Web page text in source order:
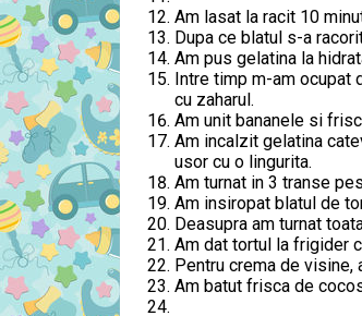
Am lasat la racit 10
Dupa ce blatul s-a
Am pus gelatina la
Intre timp m-am ocupat
cu zaharul.
Am unit bananele si
Am incalzit gelatina
usor cu o lingurita.
Am turnat in 3 transe
Am insiropat blatul de
Deasupra am turnat
Am dat tortul la frigider
Pentru crema de visine,
Am batut frisca de